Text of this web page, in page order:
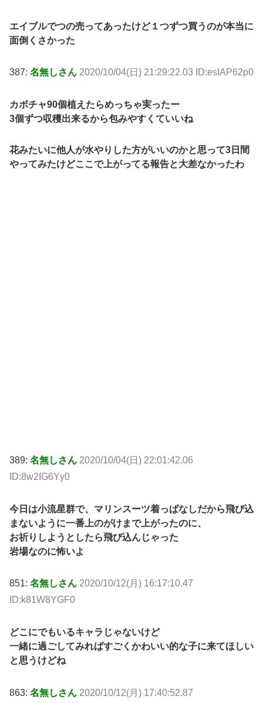
エイブルでつの売ってあったけど１つずつ買うのが本当に
面倒くさかった
387: 名無しさん 2020/10/04(日) 21:29:22.03 ID:esIAP62p0
カボチャ90個植えたらめっちゃ実ったー
3個ずつ収穫出来るから包みやすくていいね
花みたいに他人が水やりした方がいいのかと思って3日間
やってみたけどここで上がってる報告と大差なかったわ
389: 名無しさん 2020/10/04(日) 22:01:42.06
ID:8w2IG6Yy0
今日は小流星群で、マリンスーツ着っぱなしだから飛び込
まないように一番上のがけまで上がったのに、
お祈りしようとしたら飛び込んじゃった
岩場なのに怖いよ
851: 名無しさん 2020/10/12(月) 16:17:10.47
ID:k81W8YGF0
どこにでもいるキャラじゃないけど
一緒に過ごしてみればすごくかわいい的な子に来てほしい
と思うけどね
863: 名無しさん 2020/10/12(月) 17:40:52.87